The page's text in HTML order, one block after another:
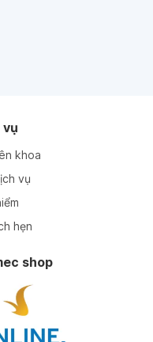
vụ
khoa
vụ
hẹn
shop